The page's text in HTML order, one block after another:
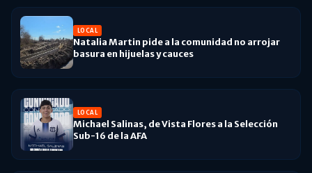
LOCAL
Natalia Martin pide a la comunidad no arrojar
basura en hijuelas y cauces
LOCAL
Michael Salinas, de Vista Flores a la Selección
Sub-16 de la AFA